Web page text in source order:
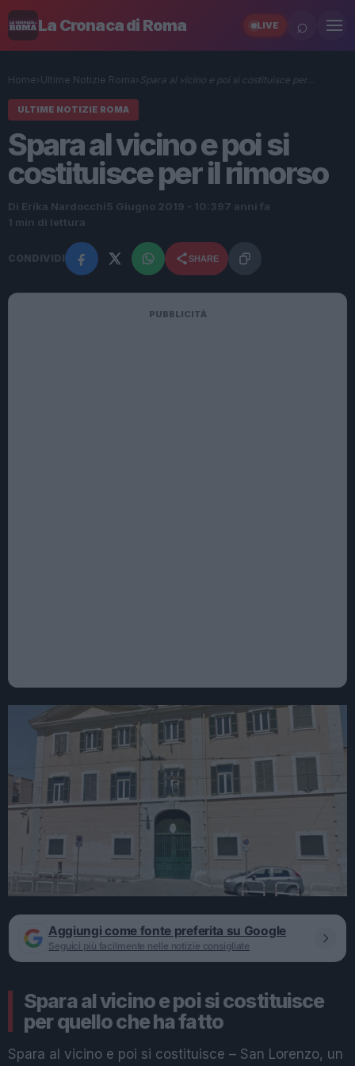
La Cronaca di Roma LIVE ⌕
Home› Ultime Notizie Roma› Spara al vicino e poi si costituisce per…
ULTIME NOTIZIE ROMA
Spara al vicino e poi si
costituisce per il rimorso
Di Erika Nardocchi5 Giugno 2019 - 10:397 anni fa
1 min di lettura
CONDIVIDI SHARE
PUBBLICITÀ
Aggiungi come fonte preferita su Google
Seguici più facilmente nelle notizie consigliate
Spara al vicino e poi si costituisce
per quello che ha fatto
Spara al vicino e poi si costituisce – San Lorenzo, un